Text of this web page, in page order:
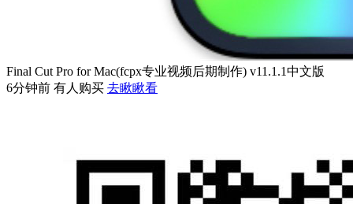
Final Cut Pro for Mac(fcpx专业视频后期制作) v11.1.1中文版
6分钟前 有人购买 去瞅瞅看